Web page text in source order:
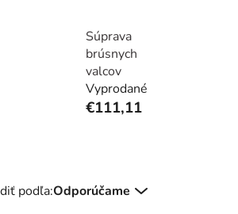
Súprava
brúsnych
valcov
Vyprodané
€111,11
podľa:Odporúčame